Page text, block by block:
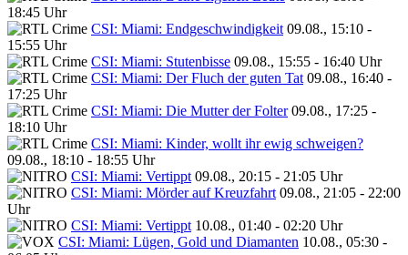
18:45 Uhr
CSI: Miami: Endgeschwindigkeit 09.08., 15:10 -
15:55 Uhr
CSI: Miami: Stutenbisse 09.08., 15:55 - 16:40 Uhr
CSI: Miami: Der Fluch der guten Tat 09.08., 16:40 -
17:25 Uhr
CSI: Miami: Die Mutter der Folter 09.08., 17:25 -
18:10 Uhr
CSI: Miami: Kinder, wollt ihr ewig schweigen?
09.08., 18:10 - 18:55 Uhr
CSI: Miami: Vertippt 09.08., 20:15 - 21:05 Uhr
CSI: Miami: Mörder auf Kreuzfahrt 09.08., 21:05 - 22:00
Uhr
CSI: Miami: Vertippt 10.08., 01:40 - 02:20 Uhr
CSI: Miami: Lügen, Gold und Diamanten 10.08., 05:30 -